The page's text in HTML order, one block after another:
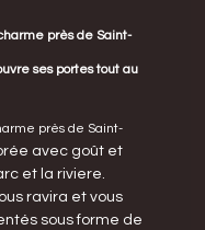
près de Saint-
ses portes tout au
près de Saint-
avec goût et
et la riviere.
ravira et vous
sous forme de